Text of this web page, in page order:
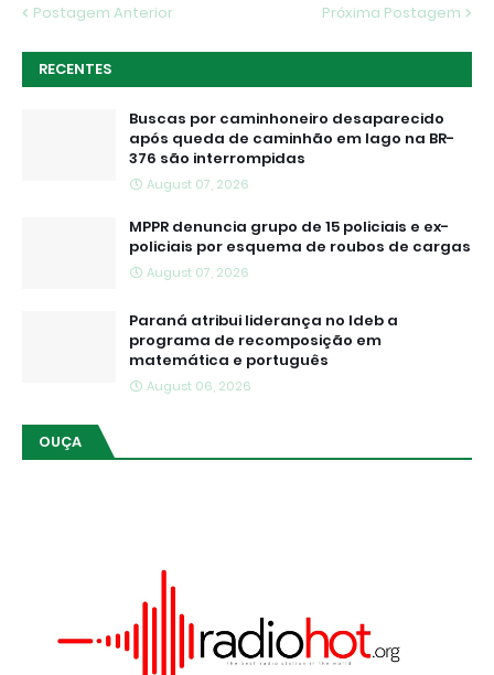
Postagem Anterior Próxima Postagem
RECENTES
Buscas por caminhoneiro desaparecido
após queda de caminhão em lago na BR-
376 são interrompidas
August 07, 2026
MPPR denuncia grupo de 15 policiais e ex-
policiais por esquema de roubos de cargas
August 07, 2026
Paraná atribui liderança no Ideb a
programa de recomposição em
matemática e português
August 06, 2026
OUÇA